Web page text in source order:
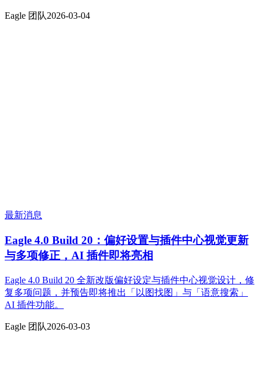
Eagle 团队2026-03-04
最新消息
Eagle 4.0 Build 20：偏好设置与插件中心视觉更新
与多项修正，AI 插件即将亮相
Eagle 4.0 Build 20 全新改版偏好设定与插件中心视觉设计，修
复多项问题，并预告即将推出「以图找图」与「语意搜索」
AI 插件功能。
Eagle 团队2026-03-03